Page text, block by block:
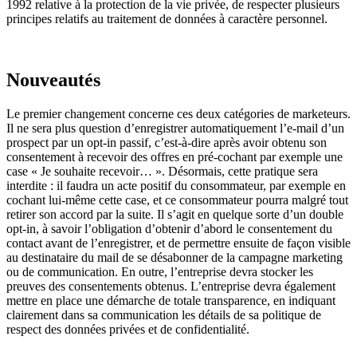
1992 relative à la protection de la vie privée, de respecter plusieurs
principes relatifs au traitement de données à caractère personnel.
Nouveautés
Le premier changement concerne ces deux catégories de marketeurs.
Il ne sera plus question d’enregistrer automatiquement l’e-mail d’un
prospect par un opt-in passif, c’est-à-dire après avoir obtenu son
consentement à recevoir des offres en pré-cochant par exemple une
case « Je souhaite recevoir… ». Désormais, cette pratique sera
interdite : il faudra un acte positif du consommateur, par exemple en
cochant lui-même cette case, et ce consommateur pourra malgré tout
retirer son accord par la suite. Il s’agit en quelque sorte d’un double
opt-in, à savoir l’obligation d’obtenir d’abord le consentement du
contact avant de l’enregistrer, et de permettre ensuite de façon visible
au destinataire du mail de se désabonner de la campagne marketing
ou de communication. En outre, l’entreprise devra stocker les
preuves des consentements obtenus. L’entreprise devra également
mettre en place une démarche de totale transparence, en indiquant
clairement dans sa communication les détails de sa politique de
respect des données privées et de confidentialité.